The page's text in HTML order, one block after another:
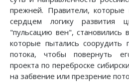
прежней. Правители,
сердцем логику развития
"пульсацию вен",
которые пытались соорудить
потока, чтобы повернуть
проекта по переброске
на забвение или презрение